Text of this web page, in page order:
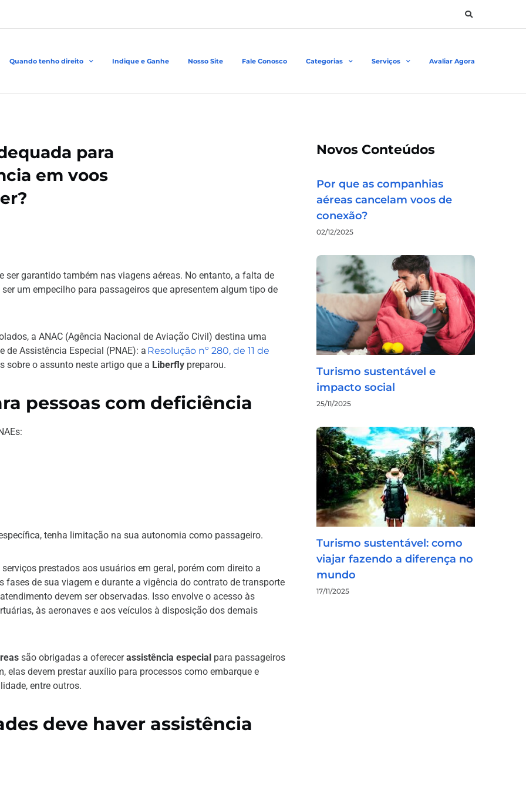
Quando tenho direito Indique e Ganhe Nosso Site Fale Conosco Categorias Serviços Avaliar Agora
para
em voos
ser garantido também nas viagens aéreas. No entanto, a falta de
um empecilho para passageiros que apresentem algum tipo de
a ANAC (Agência Nacional de Aviação Civil) destina uma
Assistência Especial (PNAE): a Resolução nº 280, de 11 de
sobre o assunto neste artigo que a Liberfly preparou.
pessoas com deficiência
tenha limitação na sua autonomia como passageiro.
prestados aos usuários em geral, porém com direito a
fases de sua viagem e durante a vigência do contrato de transporte
devem ser observadas. Isso envolve o acesso às
às aeronaves e aos veículos à disposição dos demais
são obrigadas a oferecerassistência especial para passageiros
elas devem prestar auxílio para processos como embarque e
entre outros.
deve haver assistência
Novos Conteúdos
Por que as companhias
aéreas cancelam voos de
conexão?
02/12/2025
Turismo sustentável e
impacto social
25/11/2025
Turismo sustentável: como
viajar fazendo a diferença no
mundo
17/11/2025